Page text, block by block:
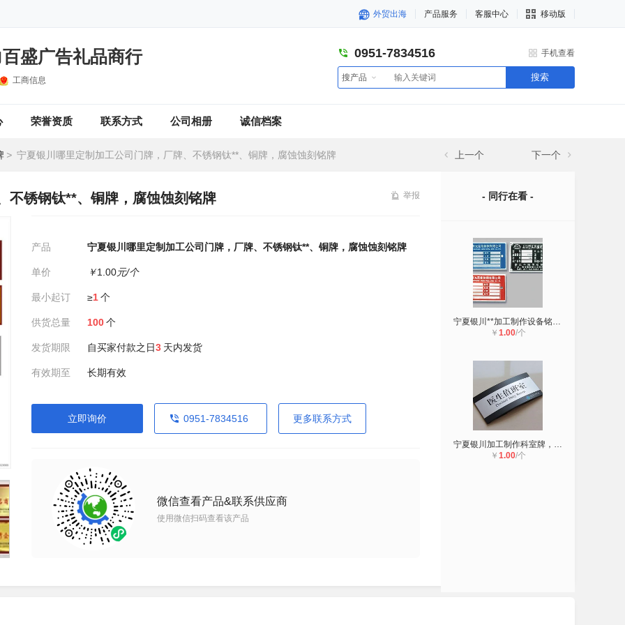
外贸出海 产品服务 客服中心 移动版
盛广告礼品商行
工商信息
0951-7834516 手机查看
搜产品 搜索
荣誉资质 联系方式 公司相册 诚信档案
> 宁夏银川哪里定制加工公司门牌，厂牌、不锈钢钛**、铜牌，腐蚀蚀刻铭牌 上一个 下一个
不锈钢钛**、铜牌，腐蚀蚀刻铭牌 举报
产品 宁夏银川哪里定制加工公司门牌，厂牌、不锈钢钛**、铜牌，腐蚀蚀刻铭牌
单价 ￥1.00元/个
最小起订 ≥1个
供货总量 100个
发货期限 自买家付款之日3 天内发货
有效期至 长期有效
立即询价 0951-7834516 更多联系方式
微信查看产品&联系供应商
使用微信扫码查看该产品
- 同行在看 -
宁夏银川**加工制作设备铭牌，阀门
￥ 1.00/个
宁夏银川加工制作科室牌，公司门牌，
￥ 1.00/个